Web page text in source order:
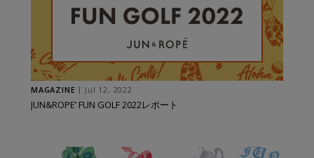
MAGAZINE Jul 12, 2022
JUN&ROPE’ FUN GOLF 2022レポート